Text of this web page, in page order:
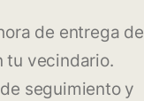
de entrega de
tu vecindario.
seguimiento y